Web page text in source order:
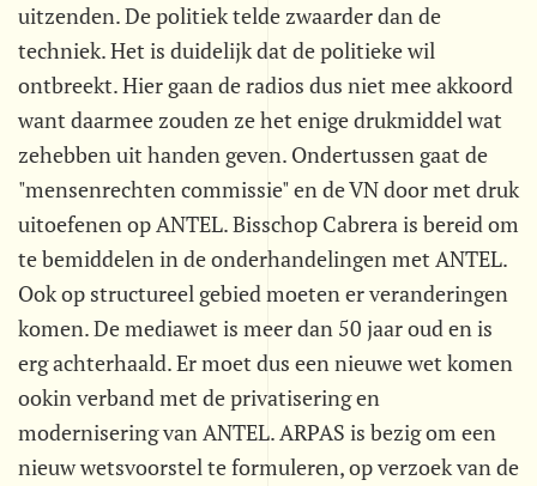
uitzenden. De politiek telde zwaarder dan de
techniek. Het is duidelijk dat de politieke wil
ontbreekt. Hier gaan de radios dus niet mee akkoord
want daarmee zouden ze het enige drukmiddel wat
zehebben uit handen geven. Ondertussen gaat de
"mensenrechten commissie" en de VN door met druk
uitoefenen op ANTEL. Bisschop Cabrera is bereid om
te bemiddelen in de onderhandelingen met ANTEL.
Ook op structureel gebied moeten er veranderingen
komen. De mediawet is meer dan 50 jaar oud en is
erg achterhaald. Er moet dus een nieuwe wet komen
ookin verband met de privatisering en
modernisering van ANTEL. ARPAS is bezig om een
nieuw wetsvoorstel te formuleren, op verzoek van de